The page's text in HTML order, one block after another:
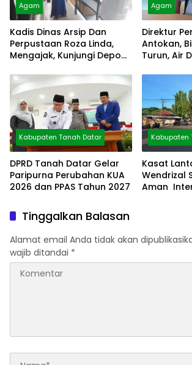
Agam
Kadis Dinas Arsip Dan
Perpustaan Roza Linda,
Mengajak, Kunjungi Depo
Agam
Direktur
Antokan,
Turun, Air
Kabupaten Tanah Datar
DPRD Tanah Datar Gelar
Paripurna Perubahan KUA
2026 dan PPAS Tahun 2027
Kabupaten
Kasat
Wendrizal
Aman
Tinggalkan Balasan
Alamat email Anda tidak akan
wajib ditandai *